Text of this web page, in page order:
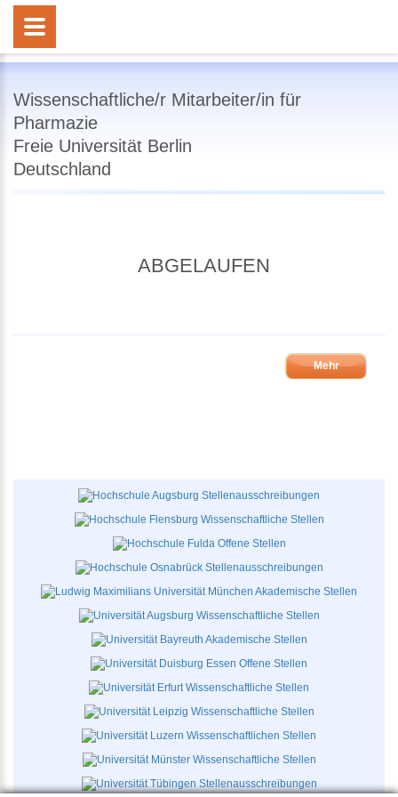
Wissenschaftliche/r Mitarbeiter/in für
Pharmazie
Freie Universität Berlin
Deutschland
ABGELAUFEN
Mehr